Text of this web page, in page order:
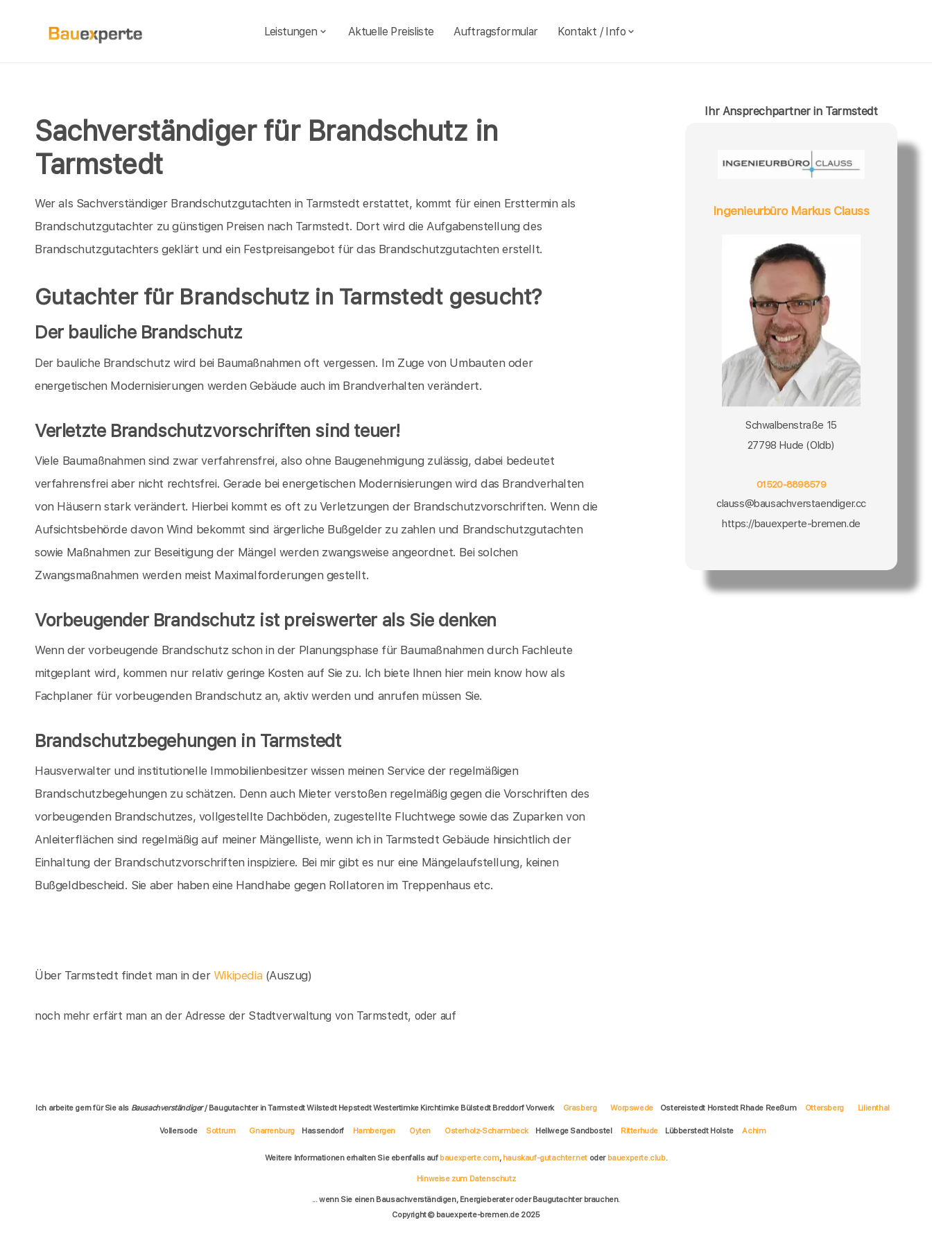
Leistungen Aktuelle Preisliste Auftragsformular Kontakt / Info
Sachverständiger für Brandschutz in
Tarmstedt
Wer als Sachverständiger Brandschutzgutachten in Tarmstedt erstattet, kommt für einen Ersttermin als
Brandschutzgutachter zu günstigen Preisen nach Tarmstedt. Dort wird die Aufgabenstellung des
Brandschutzgutachters geklärt und ein Festpreisangebot für das Brandschutzgutachten erstellt.
Gutachter für Brandschutz in Tarmstedt gesucht?
Der bauliche Brandschutz
Der bauliche Brandschutz wird bei Baumaßnahmen oft vergessen. Im Zuge von Umbauten oder
energetischen Modernisierungen werden Gebäude auch im Brandverhalten verändert.
Verletzte Brandschutzvorschriften sind teuer!
Viele Baumaßnahmen sind zwar verfahrensfrei, also ohne Baugenehmigung zulässig, dabei bedeutet
verfahrensfrei aber nicht rechtsfrei. Gerade bei energetischen Modernisierungen wird das Brandverhalten
von Häusern stark verändert. Hierbei kommt es oft zu Verletzungen der Brandschutzvorschriften. Wenn die
Aufsichtsbehörde davon Wind bekommt sind ärgerliche Bußgelder zu zahlen und Brandschutzgutachten
sowie Maßnahmen zur Beseitigung der Mängel werden zwangsweise angeordnet. Bei solchen
Zwangsmaßnahmen werden meist Maximalforderungen gestellt.
Vorbeugender Brandschutz ist preiswerter als Sie denken
Wenn der vorbeugende Brandschutz schon in der Planungsphase für Baumaßnahmen durch Fachleute
mitgeplant wird, kommen nur relativ geringe Kosten auf Sie zu. Ich biete Ihnen hier mein know how als
Fachplaner für vorbeugenden Brandschutz an, aktiv werden und anrufen müssen Sie.
Brandschutzbegehungen in Tarmstedt
Hausverwalter und institutionelle Immobilienbesitzer wissen meinen Service der regelmäßigen
Brandschutzbegehungen zu schätzen. Denn auch Mieter verstoßen regelmäßig gegen die Vorschriften des
vorbeugenden Brandschutzes, vollgestellte Dachböden, zugestellte Fluchtwege sowie das Zuparken von
Anleiterflächen sind regelmäßig auf meiner Mängelliste, wenn ich in Tarmstedt Gebäude hinsichtlich der
Einhaltung der Brandschutzvorschriften inspiziere. Bei mir gibt es nur eine Mängelaufstellung, keinen
Bußgeldbescheid. Sie aber haben eine Handhabe gegen Rollatoren im Treppenhaus etc.
Über Tarmstedt findet man in der Wikipedia (Auszug)
noch mehr erfärt man an der Adresse der Stadtverwaltung von Tarmstedt, oder auf
Ihr Ansprechpartner in Tarmstedt
Ingenieurbüro Markus Clauss
Schwalbenstraße 15
27798 Hude (Oldb)
01520-8898579
clauss@bausachverstaendiger.cc
https://bauexperte-bremen.de
Ich arbeite gern für Sie als Bausachverständiger/ Baugutachter in Tarmstedt Wilstedt Hepstedt Westertimke Kirchtimke Bülstedt Breddorf Vorwerk Grasberg Worpswede Ostereistedt Horstedt Rhade Reeßum Ottersberg Lilienthal
Vollersode Sottrum Gnarrenburg Hassendorf Hambergen Oyten Osterholz-Scharmbeck Hellwege Sandbostel Ritterhude Lübberstedt Holste Achim
Weitere Informationen erhalten Sie ebenfalls auf bauexperte.com, hauskauf-gutachter.net oder bauexperte.club.
Hinweise zum Datenschutz
... wenn Sie einen Bausachverständigen, Energieberater oder Baugutachter brauchen.
Copyright © bauexperte-bremen.de 2025